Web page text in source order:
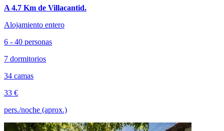
A 4.7 Km de Villacantid.
Alojamiento entero
6 - 40 personas
7 dormitorios
34 camas
33 €
pers./noche (aprox.)